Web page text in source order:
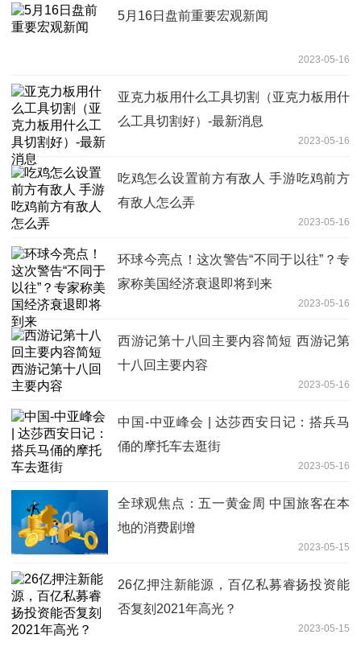
5月16日盘前重要宏观新闻
2023-05-16
亚克力板用什么工具切割（亚克力板用什
么工具切割好）-最新消息
2023-05-16
吃鸡怎么设置前方有敌人 手游吃鸡前方
有敌人怎么弄
2023-05-16
环球今亮点！这次警告“不同于以往”？专
家称美国经济衰退即将到来
2023-05-16
西游记第十八回主要内容简短 西游记第
十八回主要内容
2023-05-16
中国-中亚峰会 | 达莎西安日记：搭兵马
俑的摩托车去逛街
2023-05-16
全球观焦点：五一黄金周 中国旅客在本
地的消费剧增
2023-05-15
26亿押注新能源，百亿私募睿扬投资能
否复刻2021年高光？
2023-05-15